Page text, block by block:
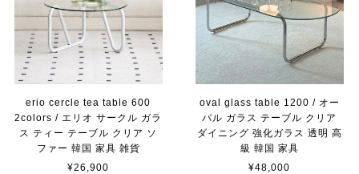
erio cercle tea table 600
2colors / エリオ サークル ガラ
ス ティー テーブル クリア ソ
ファー 韓国 家具 雑貨
¥26,900
oval glass table 1200 / オー
バル ガラス テーブル クリア
ダイニング 強化ガラス 透明 高
級 韓国 家具
¥48,000